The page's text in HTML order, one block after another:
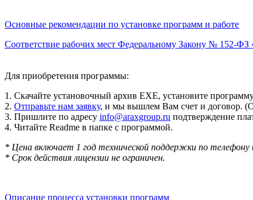
Основные рекомендации по установке программ и работе
Соответствие рабочих мест Федеральному Закону № 152-
Для приобретения программы:
1. Скачайте установочный архив EXE, установите
2. Отправьте нам заявку, и мы вышлем Вам счет и договор.
3. Пришлите по адресу info@araxgroup.ru подтверждение
4. Читайте Readme в папке с программой.
* Цена включает 1 год технической поддержки по
* Срок действия лицензии не ограничен.
Описание процесса установки программ